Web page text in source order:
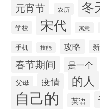
元宵节 农历 冬
学校 宋代 寓意
手机 技能 攻略
春节期间 是一个
父母 疫情 的人
自己的 英语